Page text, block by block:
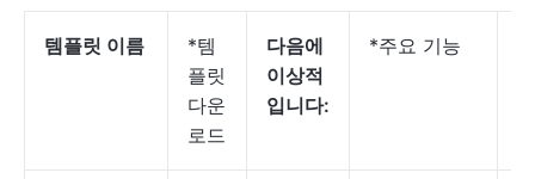
템플릿 이름
*템
플릿
다운
로드
다음에
이상적
입니다:
*주요 기능